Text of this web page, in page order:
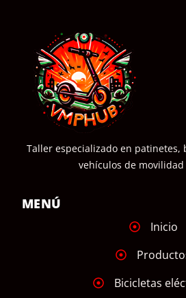
Taller especializado en patinetes,
vehículos de
MENÚ
Inicio
Bicicletas